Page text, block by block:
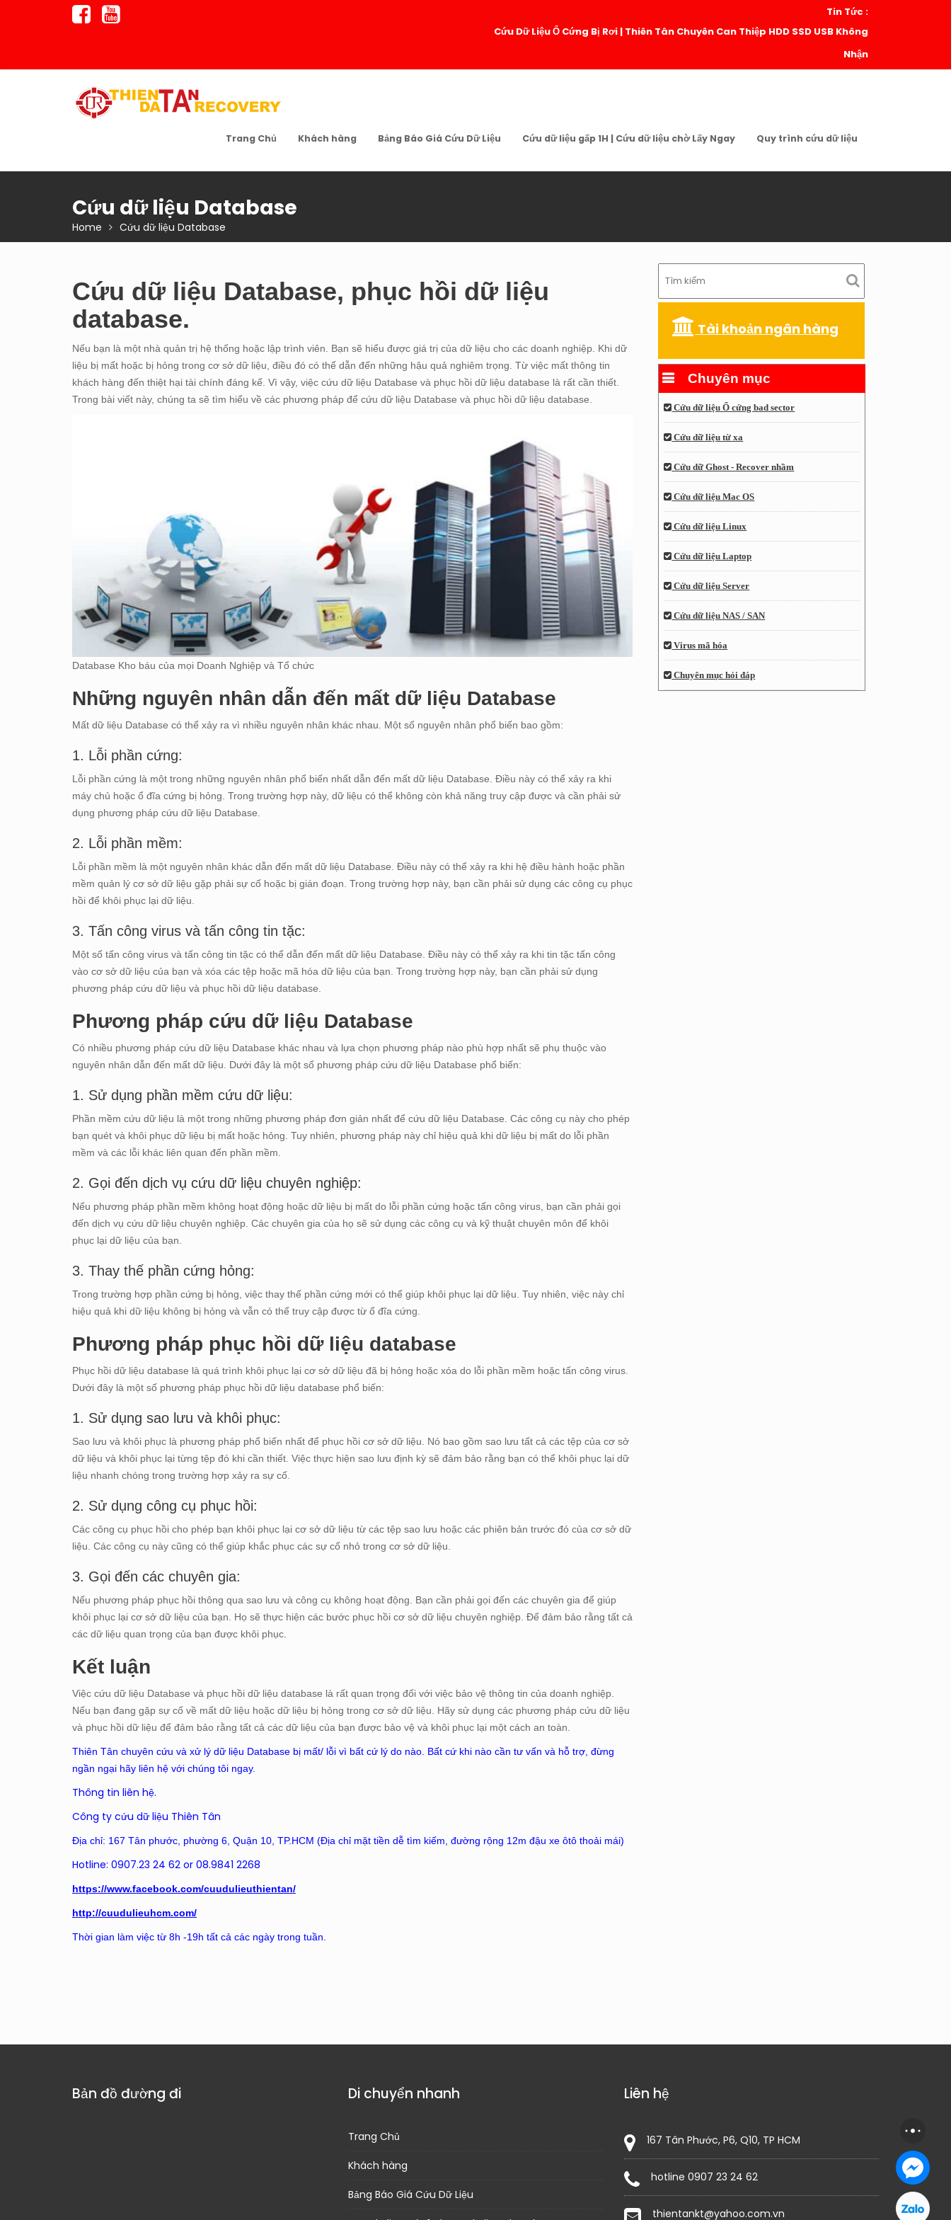
Tin Tức :
Cứu Dữ Liệu Ổ Cứng Bị Rơi | Thiên Tân Chuyên Can Thiệp HDD SSD USB Không
Nhận
Trang Chủ Khách hàng Bảng Báo Giá Cứu Dữ Liệu Cứu dữ liệu gấp 1H | Cứu dữ liệu chờ Lấy Ngay Quy trình cứu dữ liệu
Cứu dữ liệu Database
Home Cứu dữ liệu Database
Cứu dữ liệu Database, phục hồi dữ liệu
database.
Nếu bạn là một nhà quản trị hệ thống hoặc lập trình viên. Bạn sẽ hiểu được giá trị của dữ liệu cho các doanh nghiệp. Khi dữ
liệu bị mất hoặc bị hỏng trong cơ sở dữ liệu, điều đó có thể dẫn đến những hậu quả nghiêm trọng. Từ việc mất thông tin
khách hàng đến thiệt hại tài chính đáng kể. Vì vậy, việc cứu dữ liệu Database và phục hồi dữ liệu database là rất cần thiết.
Trong bài viết này, chúng ta sẽ tìm hiểu về các phương pháp để cứu dữ liệu Database và phục hồi dữ liệu database.
Database Kho báu của mọi Doanh Nghiệp và Tổ chức
Những nguyên nhân dẫn đến mất dữ liệu Database
Mất dữ liệu Database có thể xảy ra vì nhiều nguyên nhân khác nhau. Một số nguyên nhân phổ biến bao gồm:
1. Lỗi phần cứng:
Lỗi phần cứng là một trong những nguyên nhân phổ biến nhất dẫn đến mất dữ liệu Database. Điều này có thể xảy ra khi
máy chủ hoặc ổ đĩa cứng bị hỏng. Trong trường hợp này, dữ liệu có thể không còn khả năng truy cập được và cần phải sử
dụng phương pháp cứu dữ liệu Database.
2. Lỗi phần mềm:
Lỗi phần mềm là một nguyên nhân khác dẫn đến mất dữ liệu Database. Điều này có thể xảy ra khi hệ điều hành hoặc phần
mềm quản lý cơ sở dữ liệu gặp phải sự cố hoặc bị gián đoạn. Trong trường hợp này, bạn cần phải sử dụng các công cụ phục
hồi để khôi phục lại dữ liệu.
3. Tấn công virus và tấn công tin tặc:
Một số tấn công virus và tấn công tin tặc có thể dẫn đến mất dữ liệu Database. Điều này có thể xảy ra khi tin tặc tấn công
vào cơ sở dữ liệu của bạn và xóa các tệp hoặc mã hóa dữ liệu của bạn. Trong trường hợp này, bạn cần phải sử dụng
phương pháp cứu dữ liệu và phục hồi dữ liệu database.
Phương pháp cứu dữ liệu Database
Có nhiều phương pháp cứu dữ liệu Database khác nhau và lựa chọn phương pháp nào phù hợp nhất sẽ phụ thuộc vào
nguyên nhân dẫn đến mất dữ liệu. Dưới đây là một số phương pháp cứu dữ liệu Database phổ biến:
1. Sử dụng phần mềm cứu dữ liệu:
Phần mềm cứu dữ liệu là một trong những phương pháp đơn giản nhất để cứu dữ liệu Database. Các công cụ này cho phép
bạn quét và khôi phục dữ liệu bị mất hoặc hỏng. Tuy nhiên, phương pháp này chỉ hiệu quả khi dữ liệu bị mất do lỗi phần
mềm và các lỗi khác liên quan đến phần mềm.
2. Gọi đến dịch vụ cứu dữ liệu chuyên nghiệp:
Nếu phương pháp phần mềm không hoạt động hoặc dữ liệu bị mất do lỗi phần cứng hoặc tấn công virus, bạn cần phải gọi
đến dịch vụ cứu dữ liệu chuyên nghiệp. Các chuyên gia của họ sẽ sử dụng các công cụ và kỹ thuật chuyên môn để khôi
phục lại dữ liệu của bạn.
3. Thay thế phần cứng hỏng:
Trong trường hợp phần cứng bị hỏng, việc thay thế phần cứng mới có thể giúp khôi phục lại dữ liệu. Tuy nhiên, việc này chỉ
hiệu quả khi dữ liệu không bị hỏng và vẫn có thể truy cập được từ ổ đĩa cứng.
Phương pháp phục hồi dữ liệu database
Phục hồi dữ liệu database là quá trình khôi phục lại cơ sở dữ liệu đã bị hỏng hoặc xóa do lỗi phần mềm hoặc tấn công virus.
Dưới đây là một số phương pháp phục hồi dữ liệu database phổ biến:
1. Sử dụng sao lưu và khôi phục:
Sao lưu và khôi phục là phương pháp phổ biến nhất để phục hồi cơ sở dữ liệu. Nó bao gồm sao lưu tất cả các tệp của cơ sở
dữ liệu và khôi phục lại từng tệp đó khi cần thiết. Việc thực hiện sao lưu định kỳ sẽ đảm bảo rằng bạn có thể khôi phục lại dữ
liệu nhanh chóng trong trường hợp xảy ra sự cố.
2. Sử dụng công cụ phục hồi:
Các công cụ phục hồi cho phép bạn khôi phục lại cơ sở dữ liệu từ các tệp sao lưu hoặc các phiên bản trước đó của cơ sở dữ
liệu. Các công cụ này cũng có thể giúp khắc phục các sự cố nhỏ trong cơ sở dữ liệu.
3. Gọi đến các chuyên gia:
Nếu phương pháp phục hồi thông qua sao lưu và công cụ không hoạt động. Bạn cần phải gọi đến các chuyên gia để giúp
khôi phục lại cơ sở dữ liệu của bạn. Họ sẽ thực hiện các bước phục hồi cơ sở dữ liệu chuyên nghiệp. Để đảm bảo rằng tất cả
các dữ liệu quan trọng của bạn được khôi phục.
Kết luận
Việc cứu dữ liệu Database và phục hồi dữ liệu database là rất quan trọng đối với việc bảo vệ thông tin của doanh nghiệp.
Nếu bạn đang gặp sự cố về mất dữ liệu hoặc dữ liệu bị hỏng trong cơ sở dữ liệu. Hãy sử dụng các phương pháp cứu dữ liệu
và phục hồi dữ liệu để đảm bảo rằng tất cả các dữ liệu của bạn được bảo vệ và khôi phục lại một cách an toàn.
Thiên Tân chuyên cứu và xử lý dữ liệu Database bị mất/ lỗi vì bất cứ lý do nào. Bất cứ khi nào cần tư vấn và hỗ trợ, đừng
ngần ngại hãy liên hệ với chúng tôi ngay.
Thông tin liên hệ.
Công ty cứu dữ liệu Thiên Tân
Địa chỉ: 167 Tân phước, phường 6, Quận 10, TP.HCM (Địa chỉ mặt tiền dễ tìm kiếm, đường rộng 12m đậu xe ôtô thoải mái)
Hotline: 0907.23 24 62 or 08.9841 2268
https://www.facebook.com/cuudulieuthientan/
http://cuudulieuhcm.com/
Thời gian làm việc từ 8h -19h tất cả các ngày trong tuần.
Tài khoản ngân hàng
Chuyên mục
Cứu dữ liệu Ổ cứng bad sector
Cứu dữ liệu từ xa
Cứu dữ Ghost - Recover nhầm
Cứu dữ liệu Mac OS
Cứu dữ liệu Linux
Cứu dữ liệu Laptop
Cứu dữ liệu Server
Cứu dữ liệu NAS / SAN
Virus mã hóa
Chuyên mục hỏi đáp
Bản đồ đường đi Di chuyển nhanh
Trang Chủ
Khách hàng
Bảng Báo Giá Cứu Dữ Liệu
Liên hệ
167 Tân Phước, P6, Q10, TP HCM
hotline 0907 23 24 62
thientankt@yahoo.com.vn